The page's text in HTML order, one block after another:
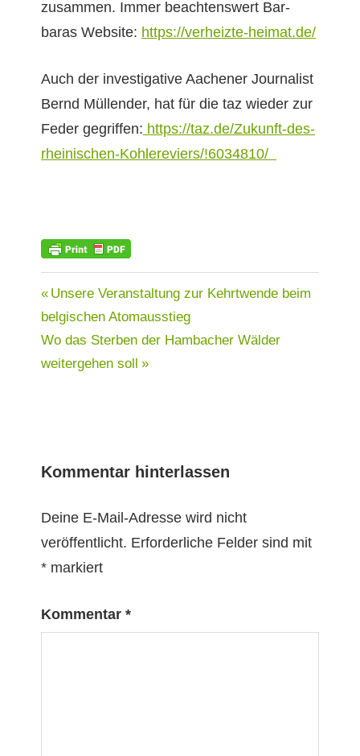
zusam­men. Immer beacht­enswert Bar­
baras Web­site: https://verheizte-heimat.de/
Auch der inves­tiga­tive Aach­en­er Jour­nal­ist
Bernd Mül­len­der, hat für die taz wieder zur
Fed­er gegrif­f­en: https://taz.de/Zukunft-des-
rheinischen-Kohlereviers/!6034810/
AKTUELL
KOHLE
Beitragsnavigation
Vorheriger
Beitrag:
Unsere Veranstaltung zur Kehrtwende beim
belgischen Atomausstieg
Nächster
Beitrag:
Wo das Sterben der Hambacher Wälder
weitergehen soll
Kommentar hinterlassen
Deine E-Mail-Adresse wird nicht
veröffentlicht. Erforderliche Felder sind mit
* markiert
Kommentar *